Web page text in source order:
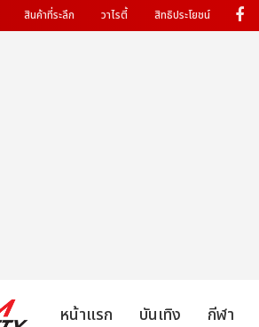
สินค้าที่ระลึก วาไรตี้ สิทธิประโยชน์
หน้าแรก บันเทิง กีฬา